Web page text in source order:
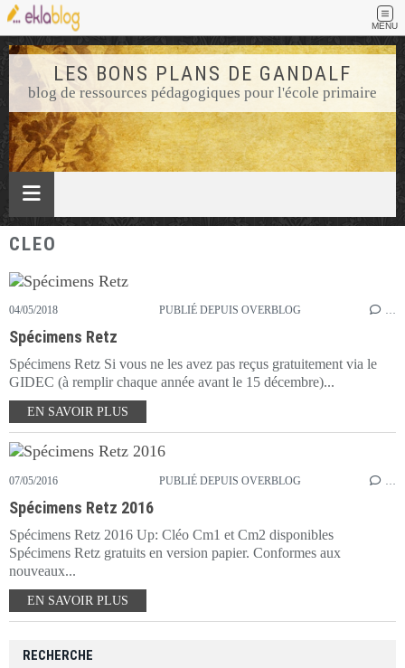
MENU
LES BONS PLANS DE GANDALF
blog de ressources pédagogiques pour l'école primaire
CLEO
04/05/2018 PUBLIÉ DEPUIS OVERBLOG …
Spécimens Retz
Spécimens Retz Si vous ne les avez pas reçus gratuitement via le
GIDEC (à remplir chaque année avant le 15 décembre)...
EN SAVOIR PLUS
07/05/2016 PUBLIÉ DEPUIS OVERBLOG
Spécimens Retz 2016
Spécimens Retz 2016 Up: Cléo Cm1 et Cm2 disponibles
Spécimens Retz gratuits en version papier. Conformes aux
nouveaux...
EN SAVOIR PLUS
RECHERCHE